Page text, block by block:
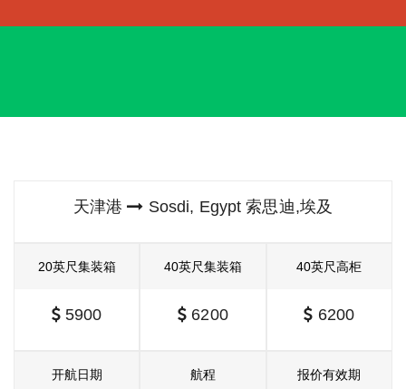
天津港 Sosdi, Egypt 索思迪,埃及
20英尺集装箱
5900
40英尺集装箱
6200
40英尺高柜
6200
开航日期 航程 报价有效期